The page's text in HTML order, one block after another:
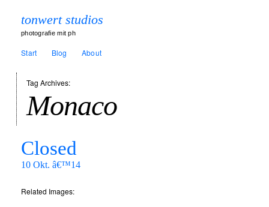
tonwert studios
photografie mit ph
Start Blog About
Tag Archives:
Monaco
Closed
10 Okt. â€™14
Related Images: